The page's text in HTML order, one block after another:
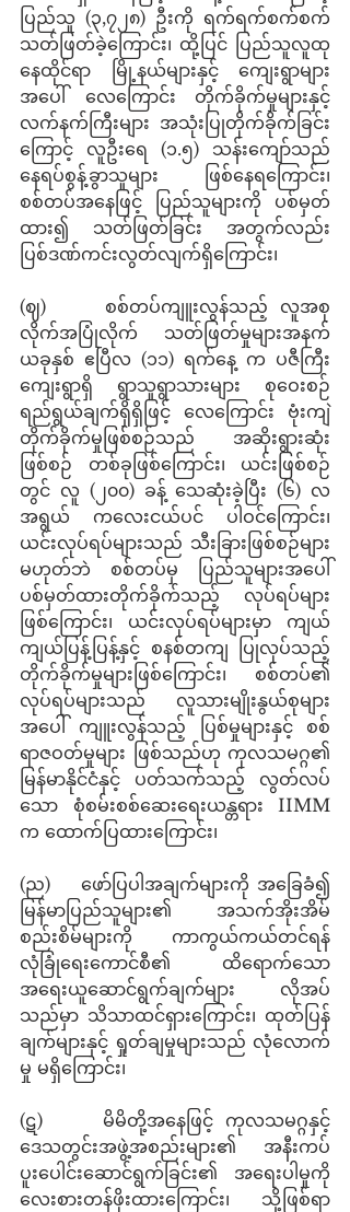
ပြည်သူ (၃,၇၂၈) ဦးကို ရက်ရက်စက်စက်
သတ်ဖြတ်ခဲ့ကြောင်း၊ ထို့ပြင် ပြည်သူလူထု
နေထိုင်ရာ မြို့နယ်များနှင့် ကျေးရွာများ
အပေါ် လေကြောင်း တိုက်ခိုက်မှုများနှင့်
လက်နက်ကြီးများ အသုံးပြုတိုက်ခိုက်ခြင်း
ကြောင့် လူဦးရေ (၁.၅) သန်းကျော်သည်
နေရပ်စွန့်ခွာသူများ ဖြစ်နေရကြောင်း၊
စစ်တပ်အနေဖြင့် ပြည်သူများကို ပစ်မှတ်
ထား၍ သတ်ဖြတ်ခြင်း အတွက်လည်း
ပြစ်ဒဏ်ကင်းလွတ်လျက်ရှိကြောင်း၊
(ဈ)     စစ်တပ်ကျူးလွန်သည့် လူအစု
လိုက်အပြုံလိုက် သတ်ဖြတ်မှုများအနက်
ယခုနှစ် ဧပြီလ (၁၁) ရက်နေ့ က ပဇီကြီး
ကျေးရွာရှိ ရွာသူရွာသားများ စုဝေးစဉ်
ရည်ရွယ်ချက်ရှိရှိဖြင့် လေကြောင်း ဗုံးကျဲ
တိုက်ခိုက်မှုဖြစ်စဉ်သည် အဆိုးရွားဆုံး
ဖြစ်စဉ် တစ်ခုဖြစ်ကြောင်း၊ ယင်းဖြစ်စဉ်
တွင် လူ (၂၀၀) ခန့် သေဆုံးခဲ့ပြီး (၆) လ
အရွယ် ကလေးငယ်ပင် ပါဝင်ကြောင်း၊
ယင်းလုပ်ရပ်များသည် သီးခြားဖြစ်စဉ်များ
မဟုတ်ဘဲ စစ်တပ်မှ ပြည်သူများအပေါ်
ပစ်မှတ်ထားတိုက်ခိုက်သည့် လုပ်ရပ်များ
ဖြစ်ကြောင်း၊ ယင်းလုပ်ရပ်များမှာ ကျယ်
ကျယ်ပြန့်ပြန့်နှင့် စနစ်တကျ ပြုလုပ်သည့်
တိုက်ခိုက်မှုများဖြစ်ကြောင်း၊ စစ်တပ်၏
လုပ်ရပ်များသည် လူသားမျိုးနွယ်စုများ
အပေါ် ကျူးလွန်သည့် ပြစ်မှုများနှင့် စစ်
ရာဇဝတ်မှုများ ဖြစ်သည်ဟု ကုလသမဂ္ဂ၏
မြန်မာနိုင်ငံနှင့် ပတ်သက်သည့် လွတ်လပ်
သော စုံစမ်းစစ်ဆေးရေးယန္တရား IIMM
က ထောက်ပြထားကြောင်း၊
(ည)    ဖော်ပြပါအချက်များကို အခြေခံ၍
မြန်မာပြည်သူများ၏ အသက်အိုးအိမ်
စည်းစိမ်များကို ကာကွယ်ကယ်တင်ရန်
လုံခြုံရေးကောင်စီ၏ ထိရောက်သော
အရေးယူဆောင်ရွက်ချက်များ လိုအပ်
သည်မှာ သိသာထင်ရှားကြောင်း၊ ထုတ်ပြန်
ချက်များနှင့် ရှုတ်ချမှုများသည် လုံလောက်
မှု မရှိကြောင်း၊
(ဋ)     မိမိတို့အနေဖြင့် ကုလသမဂ္ဂနှင့်
ဒေသတွင်းအဖွဲ့အစည်းများ၏ အနီးကပ်
ပူးပေါင်းဆောင်ရွက်ခြင်း၏ အရေးပါမှုကို
လေးစားတန်ဖိုးထားကြောင်း၊ သို့ဖြစ်ရာ